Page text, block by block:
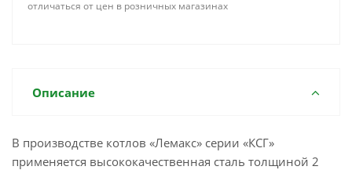
отличаться от цен в розничных магазинах
Описание
В производстве котлов «Лемакс» серии «КСГ»
применяется высококачественная сталь толщиной 2